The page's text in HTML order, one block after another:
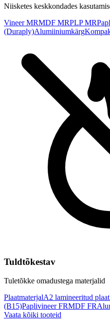
Niisketes keskkondades
Vineer MRMDF MRPLP MR
(Duraply)Alumiiniumkärg
Tuldtõkestav
Tuletõkke omadustega materjalid
PlaatmaterjalA2 lamineeritud plaat
(B15)Paplivineer FRMDF FR
Vaata kõiki tooteid